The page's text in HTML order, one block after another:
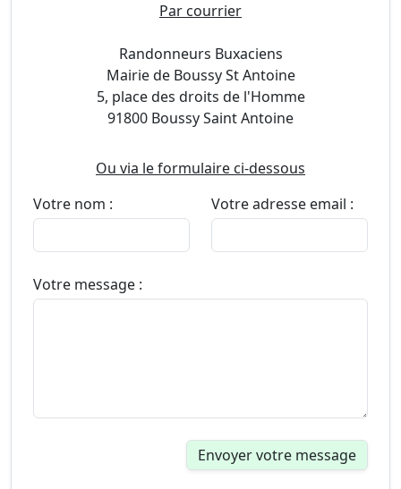
Par courrier
Randonneurs Buxaciens
Mairie de Boussy St Antoine
5, place des droits de l'Homme
91800 Boussy Saint Antoine
Ou via le formulaire ci-dessous
Votre nom :
Votre adresse email :
Votre message :
Envoyer votre message